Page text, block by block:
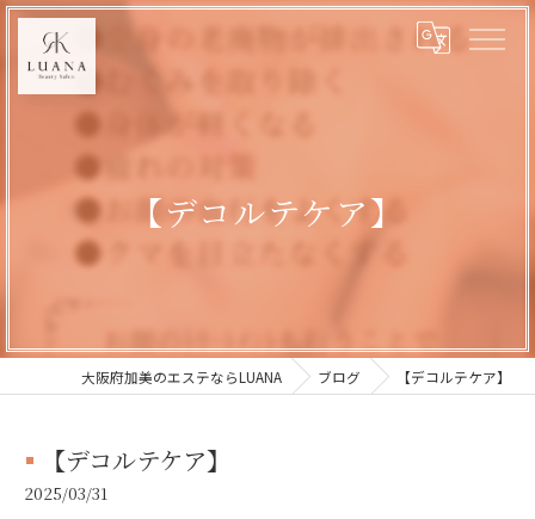
【デコルテケア】
大阪府加美のエステならLUANA ブログ 【デコルテケア】
【デコルテケア】
2025/03/31